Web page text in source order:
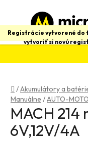
obsah
Registrácie vytvorené
vytvoriť si novú
Domov
/Akumulátory a
Manuálne /AUTO-MOTO
MACH 214
6V,12V/4A